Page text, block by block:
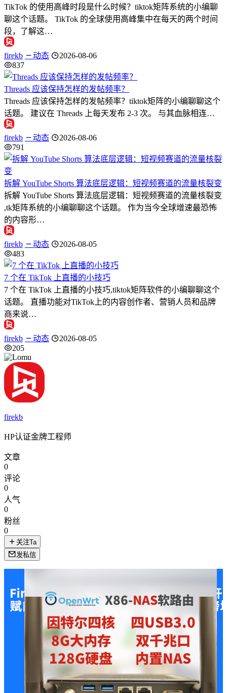
TikTok 的使用高峰时段是什么时候？tiktok矩阵系统的小编聊
聊这个话题。 TikTok 的全球使用高峰集中在每天的两个时间
段，了解这…
firekb 动态
2026-08-06
837
Threads 应该保持怎样的发帖频率？
Threads 应该保持怎样的发帖频率？tiktok矩阵的小编聊聊这个
话题。 建议在 Threads 上每天发布 2-3 次。 与其血脉相连…
firekb 动态
2026-08-06
791
拆解 YouTube Shorts 算法底层逻辑：短视频赛道的流量核裂变
拆解 YouTube Shorts 算法底层逻辑：短视频赛道的流量核裂变
,tk矩阵系统的小编聊聊这个话题。 作为当今全球增速最恐怖
的内容形…
firekb 动态
2026-08-05
483
7 个在 TikTok 上直播的小技巧
7 个在 TikTok 上直播的小技巧,tiktok矩阵软件的小编聊聊这个
话题。 直播功能对TikTok上的内容创作者、营销人员和品牌
商来说…
firekb 动态
2026-08-05
205
firekb
HP认证金牌工程师
文章
0
评论
0
人气
0
粉丝
0
关注Ta
发私信